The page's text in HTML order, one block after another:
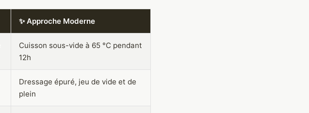
✨ Approche Moderne
Cuisson sous-vide à 65 °C pendant
12h
Dressage épuré, jeu de vide et de
plein